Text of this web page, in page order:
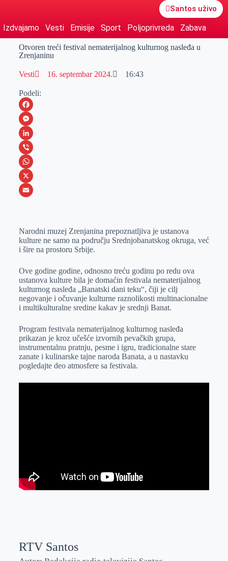
Santos uživo
Izdvajamo Vesti Emisije Sport Poljoprivreda Zabava
Otvoren treći festival nematerijalnog kulturnog nasleđa u
Zrenjaninu
Vesti 16. septembar 2024. 16:43
Podeli:
F
a
c
e
b
o
M
e
s
s
e
e
r
L
i
n
k
I
n
V
i
b
W
h
s
A
p
X
a
i
Narodni muzej Zrenjanina prepoznatljiva je ustanova
kulture ne samo na području Srednjobanatskog okruga, već
i šire na prostoru Srbije.
Ove godine godine, odnosno treću godinu po redu ova
ustanova kulture bila je domaćin festivala nematerijalnog
kulturnog nasleđa „Banatski dani teku“, čiji je cilj
negovanje i očuvanje kulturne raznolikosti multinacionalne
i multikulturalne sredine kakav je srednji Banat.
Program festivala nematerijalnog kulturnog nasleđa
prikazan je kroz učešće izvornih pevačkih grupa,
instrumentalnu pratnju, pesme i igru, tradicionalne stare
zanate i kulinarske tajne naroda Banata, a u nastavku
pogledajte deo atmosfere sa festivala.
RTV Santos